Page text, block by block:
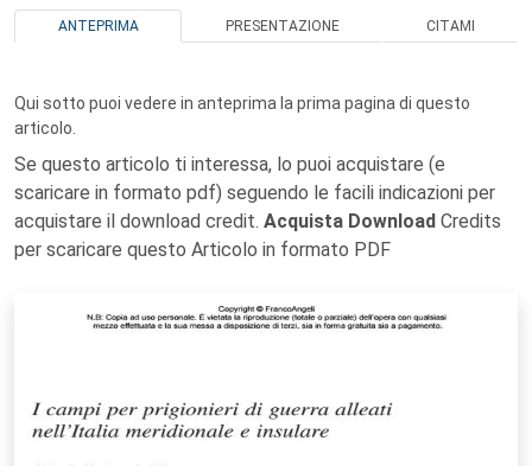
ANTEPRIMA PRESENTAZIONE CITAMI
Qui sotto puoi vedere in anteprima la prima pagina di questo
articolo.
Se questo articolo ti interessa, lo puoi acquistare (e
scaricare in formato pdf) seguendo le facili indicazioni per
acquistare il download credit. Acquista Download Credits
per scaricare questo Articolo in formato PDF